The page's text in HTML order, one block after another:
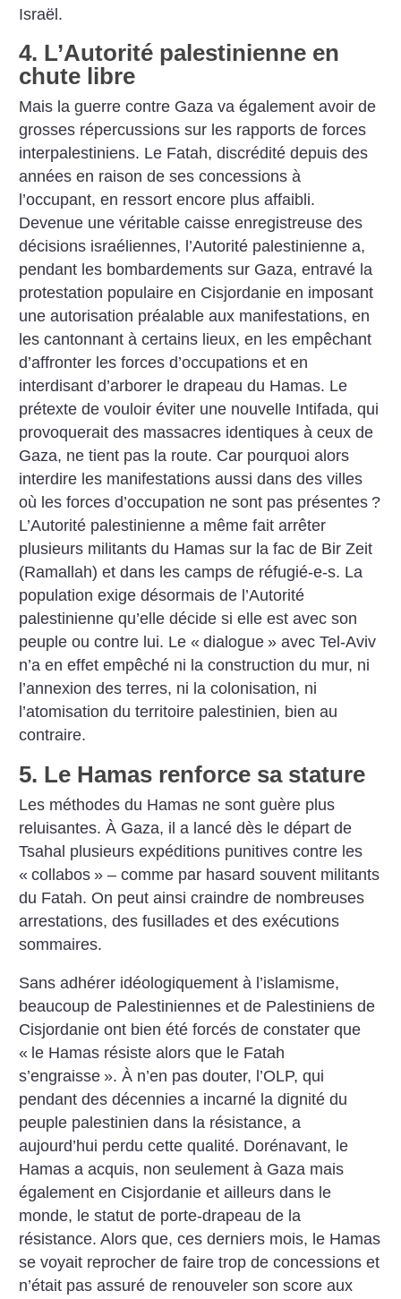
Israël.
4. L’Autorité palestinienne en
chute libre
Mais la guerre contre Gaza va également avoir de
grosses répercussions sur les rapports de forces
interpalestiniens. Le Fatah, discrédité depuis des
années en raison de ses concessions à
l’occupant, en ressort encore plus affaibli.
Devenue une véritable caisse enregistreuse des
décisions israéliennes, l’Autorité palestinienne a,
pendant les bombardements sur Gaza, entravé la
protestation populaire en Cisjordanie en imposant
une autorisation préalable aux manifestations, en
les cantonnant à certains lieux, en les empêchant
d’affronter les forces d’occupations et en
interdisant d’arborer le drapeau du Hamas. Le
prétexte de vouloir éviter une nouvelle Intifada, qui
provoquerait des massacres identiques à ceux de
Gaza, ne tient pas la route. Car pourquoi alors
interdire les manifestations aussi dans des villes
où les forces d’occupation ne sont pas présentes ?
L’Autorité palestinienne a même fait arrêter
plusieurs militants du Hamas sur la fac de Bir Zeit
(Ramallah) et dans les camps de réfugié-e-s. La
population exige désormais de l’Autorité
palestinienne qu’elle décide si elle est avec son
peuple ou contre lui. Le « dialogue » avec Tel-Aviv
n’a en effet empêché ni la construction du mur, ni
l’annexion des terres, ni la colonisation, ni
l’atomisation du territoire palestinien, bien au
contraire.
5. Le Hamas renforce sa stature
Les méthodes du Hamas ne sont guère plus
reluisantes. À Gaza, il a lancé dès le départ de
Tsahal plusieurs expéditions punitives contre les
« collabos » – comme par hasard souvent militants
du Fatah. On peut ainsi craindre de nombreuses
arrestations, des fusillades et des exécutions
sommaires.
Sans adhérer idéologiquement à l’islamisme,
beaucoup de Palestiniennes et de Palestiniens de
Cisjordanie ont bien été forcés de constater que
« le Hamas résiste alors que le Fatah
s’engraisse ». À n’en pas douter, l’OLP, qui
pendant des décennies a incarné la dignité du
peuple palestinien dans la résistance, a
aujourd’hui perdu cette qualité. Dorénavant, le
Hamas a acquis, non seulement à Gaza mais
également en Cisjordanie et ailleurs dans le
monde, le statut de porte-drapeau de la
résistance. Alors que, ces derniers mois, le Hamas
se voyait reprocher de faire trop de concessions et
n’était pas assuré de renouveler son score aux